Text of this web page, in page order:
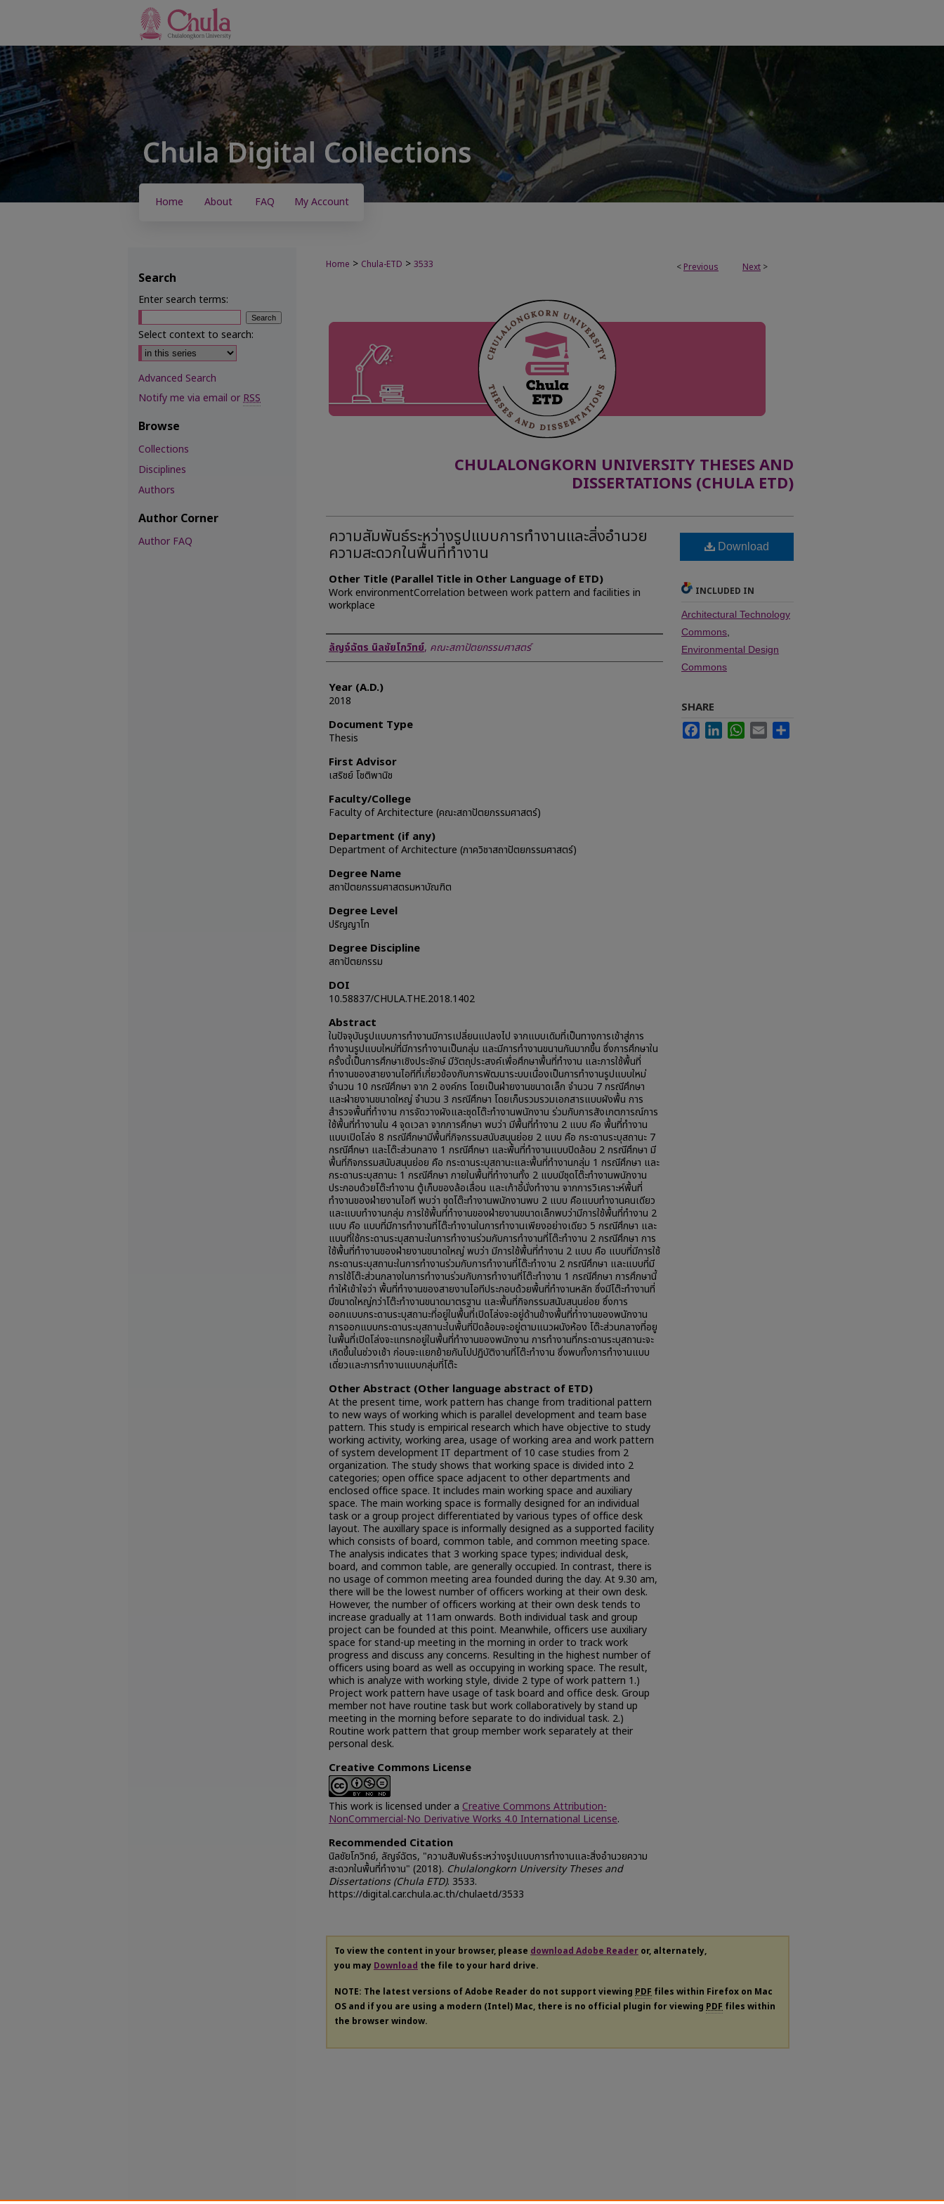
Home About FAQ My Account
< Previous Next >
Home > Chula-ETD > 3533
CHULALONGKORN UNIVERSITY THESES AND
DISSERTATIONS (CHULA ETD)
ความสัมพันธ์ระหว่างรูปแบบการทำงานและสิ่งอำนวย
ความสะดวกในพื้นที่ทำงาน
Other Title (Parallel Title in Other Language of ETD)
Work environmentCorrelation between work pattern and facilities in
workplace
Author
ลัญจ์ฉัตร นิลชัยโกวิทย์, คณะสถาปัตยกรรมศาสตร์
Year (A.D.)
2018
Document Type
Thesis
First Advisor
เสริชย์ โชติพานิช
Faculty/College
Faculty of Architecture (คณะสถาปัตยกรรมศาสตร์)
Department (if any)
Department of Architecture (ภาควิชาสถาปัตยกรรมศาสตร์)
Degree Name
สถาปัตยกรรมศาสตรมหาบัณฑิต
Degree Level
ปริญญาโท
Degree Discipline
สถาปัตยกรรม
DOI
10.58837/CHULA.THE.2018.1402
Abstract
ในปัจจุบันรูปแบบการทำงานมีการเปลี่ยนแปลงไป จากแบบเดิมที่เป็นทางการเข้าสู่การ
ทำงานรูปแบบใหม่ที่มีการทำงานเป็นกลุ่ม และมีการทำงานขนานกันมากขึ้น ซึ่งการศึกษาใน
ครั้งนี้เป็นการศึกษาเชิงประจักษ์ มีวัตถุประสงค์เพื่อศึกษาพื้นที่ทำงาน และการใช้พื้นที่
ทำงานของสายงานไอทีที่เกี่ยวข้องกับการพัฒนาระบบเนื่องเป็นการทำงานรูปแบบใหม่
จำนวน 10 กรณีศึกษา จาก 2 องค์กร โดยเป็นฝ่ายงานขนาดเล็ก จำนวน 7 กรณีศึกษา
และฝ่ายงานขนาดใหญ่ จำนวน 3 กรณีศึกษา โดยเก็บรวมรวมเอกสารแบบผังพื้น การ
สำรวจพื้นที่ทำงาน การจัดวางผังและชุดโต๊ะทำงานพนักงาน ร่วมกับการสังเกตการณ์การ
ใช้พื้นที่ทำงานใน 4 จุดเวลา จากการศึกษา พบว่า มีพื้นที่ทำงาน 2 แบบ คือ พื้นที่ทำงาน
แบบเปิดโล่ง 8 กรณีศึกษามีพื้นที่กิจกรรมสนับสนุนย่อย 2 แบบ คือ กระดานระบุสถานะ 7
กรณีศึกษา และโต๊ะส่วนกลาง 1 กรณีศึกษา และพื้นที่ทำงานแบบปิดล้อม 2 กรณีศึกษา มี
พื้นที่กิจกรรมสนับสนุนย่อย คือ กระดานระบุสถานะและพื้นที่ทำงานกลุ่ม 1 กรณีศึกษา และ
กระดานระบุสถานะ 1 กรณีศึกษา ภายในพื้นที่ทำงานทั้ง 2 แบบมีชุดโต๊ะทำงานพนักงาน
ประกอบด้วยโต๊ะทำงาน ตู้เก็บของล้อเลื่อน และเก้าอี้นั่งทำงาน จากการวิเคราะห์พื้นที่
ทำงานของฝ่ายงานไอที พบว่า ชุดโต๊ะทำงานพนักงานพบ 2 แบบ คือแบบทำงานคนเดียว
และแบบทำงานกลุ่ม การใช้พื้นที่ทำงานของฝ่ายงานขนาดเล็กพบว่ามีการใช้พื้นที่ทำงาน 2
แบบ คือ แบบที่มีการทำงานที่โต๊ะทำงานในการทำงานเพียงอย่างเดียว 5 กรณีศึกษา และ
แบบที่ใช้กระดานระบุสถานะในการทำงานร่วมกับการทำงานที่โต๊ะทำงาน 2 กรณีศึกษา การ
ใช้พื้นที่ทำงานของฝ่ายงานขนาดใหญ่ พบว่า มีการใช้พื้นที่ทำงาน 2 แบบ คือ แบบที่มีการใช้
กระดานระบุสถานะในการทำงานร่วมกับการทำงานที่โต๊ะทำงาน 2 กรณีศึกษา และแบบที่มี
การใช้โต๊ะส่วนกลางในการทำงานร่วมกับการทำงานที่โต๊ะทำงาน 1 กรณีศึกษา การศึกษานี้
ทำให้เข้าใจว่า พื้นที่ทำงานของสายงานไอทีประกอบด้วยพื้นที่ทำงานหลัก ซึ่งมีโต๊ะทำงานที่
มีขนาดใหญ่กว่าโต๊ะทำงานขนาดมาตรฐาน และพื้นที่กิจกรรมสนับสนุนย่อย ซึ่งการ
ออกแบบกระดานระบุสถานะที่อยู่ในพื้นที่เปิดโล่งจะอยู่ด้านข้างพื้นที่ทำงานของพนักงาน
การออกแบบกระดานระบุสถานะในพื้นที่ปิดล้อมจะอยู่ตามแนวผนังห้อง โต๊ะส่วนกลางที่อยู
ในพื้นที่เปิดโล่งจะแทรกอยู่ในพื้นที่ทำงานของพนักงาน การทำงานที่กระดานระบุสถานะจะ
เกิดขึ้นในช่วงเช้า ก่อนจะแยกย้ายกันไปปฏิบัติงานที่โต๊ะทำงาน ซึ่งพบทั้งการทำงานแบบ
เดี่ยวและการทำงานแบบกลุ่มที่โต๊ะ
Other Abstract (Other language abstract of ETD)
At the present time, work pattern has change from traditional pattern
to new ways of working which is parallel development and team base
pattern. This study is empirical research which have objective to study
working activity, working area, usage of working area and work pattern
of system development IT department of 10 case studies from 2
organization. The study shows that working space is divided into 2
categories; open office space adjacent to other departments and
enclosed office space. It includes main working space and auxiliary
space. The main working space is formally designed for an individual
task or a group project differentiated by various types of office desk
layout. The auxillary space is informally designed as a supported facility
which consists of board, common table, and common meeting space.
The analysis indicates that 3 working space types; individual desk,
board, and common table, are generally occupied. In contrast, there is
no usage of common meeting area founded during the day. At 9.30 am,
there will be the lowest number of officers working at their own desk.
However, the number of officers working at their own desk tends to
increase gradually at 11am onwards. Both individual task and group
project can be founded at this point. Meanwhile, officers use auxiliary
space for stand-up meeting in the morning in order to track work
progress and discuss any concerns. Resulting in the highest number of
officers using board as well as occupying in working space. The result,
which is analyze with working style, divide 2 type of work pattern 1.)
Project work pattern have usage of task board and office desk. Group
member not have routine task but work collaboratively by stand up
meeting in the morning before separate to do individual task. 2.)
Routine work pattern that group member work separately at their
personal desk.
Creative Commons License
This work is licensed under a Creative Commons Attribution-
NonCommercial-No Derivative Works 4.0 International License.
Recommended Citation
นิลชัยโกวิทย์, ลัญจ์ฉัตร, "ความสัมพันธ์ระหว่างรูปแบบการทำงานและสิ่งอำนวยความ
สะดวกในพื้นที่ทำงาน" (2018). Chulalongkorn University Theses and
Dissertations (Chula ETD). 3533.
https://digital.car.chula.ac.th/chulaetd/3533
Download
INCLUDED IN
Architectural Technology
Commons
Environmental Design
Commons
SHARE
FacebookLinkedInWhatsApp
Email
To view the content in your browser, please download Adobe Reader or, alternately,
you may Download the file to your hard drive.
NOTE: The latest versions of Adobe Reader do not support viewing PDF files within Firefox on Mac
OS and if you are using a modern (Intel) Mac, there is no official plugin for viewing PDF files within
the browser window.
Search
Enter search terms:
Select context to search:
Advanced Search
Notify me via email orRSS
Browse
Collections
Disciplines
Authors
Author Corner
Author FAQ